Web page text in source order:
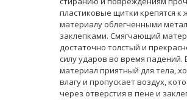
пластиковые щитки крепятся к
материалу облегченными
заклепками. Смягчающий
достаточно толстый и
силу ударов во время падений.
материал приятный для тела,
влагу и пропускает воздух,
через отверстия в пене и